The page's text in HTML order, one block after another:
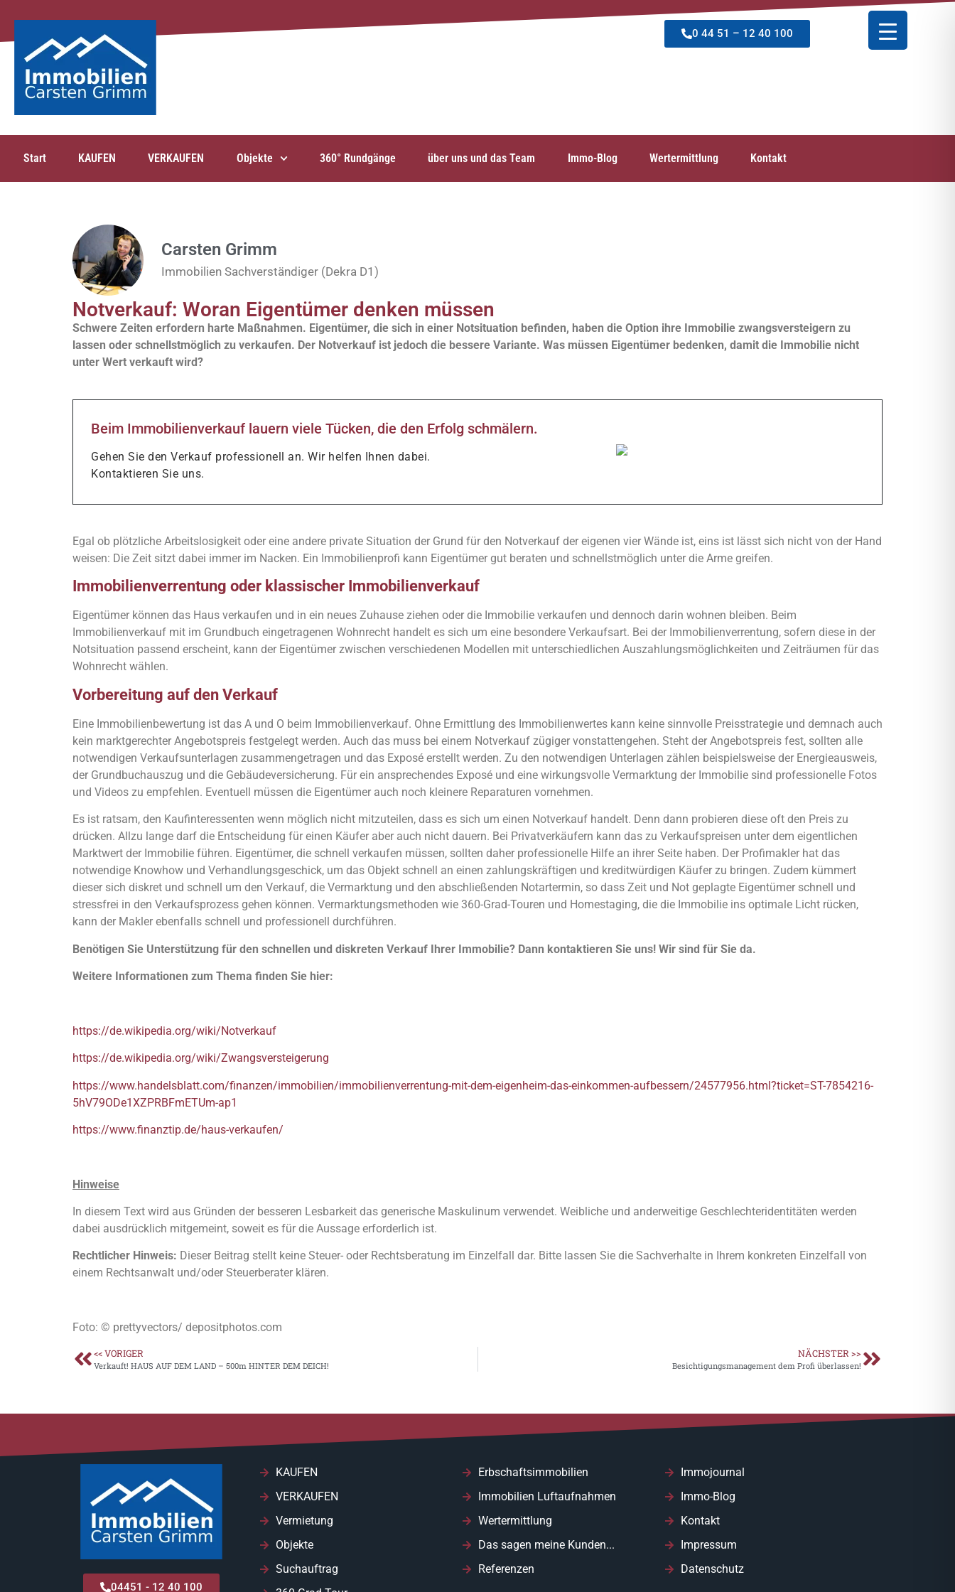
0 44 51 – 12 40 100
Start KAUFEN VERKAUFEN Objekte 360° Rundgänge über uns und das Team Immo-Blog Wertermittlung Kontakt
Carsten Grimm
Immobilien Sachverständiger (Dekra D1)
Notverkauf: Woran Eigentümer denken müssen
Schwere Zeiten erfordern harte Maßnahmen. Eigentümer, die sich in einer Notsituation befinden, haben die Option ihre Immobilie zwangsversteigern zu
lassen oder schnellstmöglich zu verkaufen. Der Notverkauf ist jedoch die bessere Variante. Was müssen Eigentümer bedenken, damit die Immobilie nicht
unter Wert verkauft wird?
Beim Immobilienverkauf lauern viele Tücken, die den Erfolg schmälern.
Gehen Sie den Verkauf professionell an. Wir helfen Ihnen dabei.
Kontaktieren Sie uns.
Egal ob plötzliche Arbeitslosigkeit oder eine andere private Situation der Grund für den Notverkauf der eigenen vier Wände ist, eins ist lässt sich nicht von der Hand
weisen: Die Zeit sitzt dabei immer im Nacken. Ein Immobilienprofi kann Eigentümer gut beraten und schnellstmöglich unter die Arme greifen.
Immobilienverrentung oder klassischer Immobilienverkauf
Eigentümer können das Haus verkaufen und in ein neues Zuhause ziehen oder die Immobilie verkaufen und dennoch darin wohnen bleiben. Beim
Immobilienverkauf mit im Grundbuch eingetragenen Wohnrecht handelt es sich um eine besondere Verkaufsart. Bei der Immobilienverrentung, sofern diese in der
Notsituation passend erscheint, kann der Eigentümer zwischen verschiedenen Modellen mit unterschiedlichen Auszahlungsmöglichkeiten und Zeiträumen für das
Wohnrecht wählen.
Vorbereitung auf den Verkauf
Eine Immobilienbewertung ist das A und O beim Immobilienverkauf. Ohne Ermittlung des Immobilienwertes kann keine sinnvolle Preisstrategie und demnach auch
kein marktgerechter Angebotspreis festgelegt werden. Auch das muss bei einem Notverkauf zügiger vonstattengehen. Steht der Angebotspreis fest, sollten alle
notwendigen Verkaufsunterlagen zusammengetragen und das Exposé erstellt werden. Zu den notwendigen Unterlagen zählen beispielsweise der Energieausweis,
der Grundbuchauszug und die Gebäudeversicherung. Für ein ansprechendes Exposé und eine wirkungsvolle Vermarktung der Immobilie sind professionelle Fotos
und Videos zu empfehlen. Eventuell müssen die Eigentümer auch noch kleinere Reparaturen vornehmen.
Es ist ratsam, den Kaufinteressenten wenn möglich nicht mitzuteilen, dass es sich um einen Notverkauf handelt. Denn dann probieren diese oft den Preis zu
drücken. Allzu lange darf die Entscheidung für einen Käufer aber auch nicht dauern. Bei Privatverkäufern kann das zu Verkaufspreisen unter dem eigentlichen
Marktwert der Immobilie führen. Eigentümer, die schnell verkaufen müssen, sollten daher professionelle Hilfe an ihrer Seite haben. Der Profimakler hat das
notwendige Knowhow und Verhandlungsgeschick, um das Objekt schnell an einen zahlungskräftigen und kreditwürdigen Käufer zu bringen. Zudem kümmert
dieser sich diskret und schnell um den Verkauf, die Vermarktung und den abschließenden Notartermin, so dass Zeit und Not geplagte Eigentümer schnell und
stressfrei in den Verkaufsprozess gehen können. Vermarktungsmethoden wie 360-Grad-Touren und Homestaging, die die Immobilie ins optimale Licht rücken,
kann der Makler ebenfalls schnell und professionell durchführen.
Benötigen Sie Unterstützung für den schnellen und diskreten Verkauf Ihrer Immobilie? Dann kontaktieren Sie uns! Wir sind für Sie da.
Weitere Informationen zum Thema finden Sie hier:
https://de.wikipedia.org/wiki/Notverkauf
https://de.wikipedia.org/wiki/Zwangsversteigerung
https://www.handelsblatt.com/finanzen/immobilien/immobilienverrentung-mit-dem-eigenheim-das-einkommen-aufbessern/24577956.html?ticket=ST-7854216-
5hV79ODe1XZPRBFmETUm-ap1
https://www.finanztip.de/haus-verkaufen/
Hinweise
In diesem Text wird aus Gründen der besseren Lesbarkeit das generische Maskulinum verwendet. Weibliche und anderweitige Geschlechteridentitäten werden
dabei ausdrücklich mitgemeint, soweit es für die Aussage erforderlich ist.
Rechtlicher Hinweis: Dieser Beitrag stellt keine Steuer- oder Rechtsberatung im Einzelfall dar. Bitte lassen Sie die Sachverhalte in Ihrem konkreten Einzelfall von
einem Rechtsanwalt und/oder Steuerberater klären.
Foto: © prettyvectors/ depositphotos.com
<< VORIGER
Verkauft! HAUS AUF DEM LAND – 500m HINTER DEM DEICH!
NÄCHSTER >>
Besichtigungsmanagement dem Profi überlassen!
04451 - 12 40 100
KAUFEN
VERKAUFEN
Vermietung
Objekte
Suchauftrag
Erbschaftsimmobilien
Immobilien Luftaufnahmen
Wertermittlung
Das sagen meine Kunden...
Referenzen
Immojournal
Immo-Blog
Kontakt
Impressum
Datenschutz